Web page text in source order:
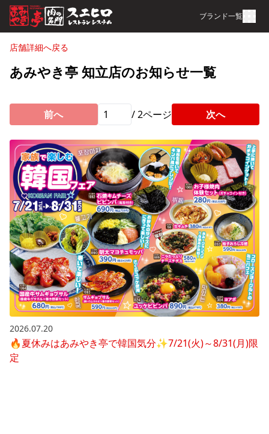
ブランド一覧
店舗詳細へ戻る
あみやき亭 知立店のお知らせ一覧
前へ /2ページ 次へ
2026.07.20
🔥夏休みはあみやき亭で韓国気分✨7/21(火)～8/31(月)限
定